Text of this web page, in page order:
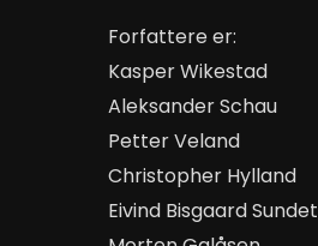
Forfattere er:
Kasper Wikestad
Aleksander Schau
Petter Veland
Christopher Hylland
Eivind Bisgaard Sundet